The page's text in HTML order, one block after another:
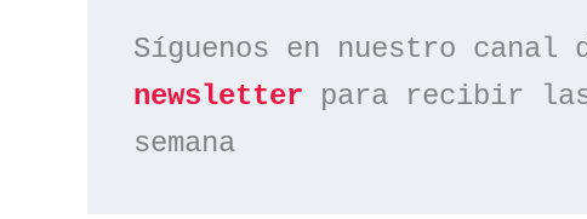
Síguenos en nuestro canal
newsletter para recibir
semana